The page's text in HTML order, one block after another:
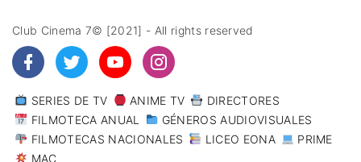
Club Cinema 7© [2021] - All rights reserved
SERIES DE TV ANIME TV
DIRECTORES
FILMOTECA ANUAL
GÉNEROS AUDIOVISUALES
FILMOTECAS NACIONALES
LICEO EONA
PRIME
MAC